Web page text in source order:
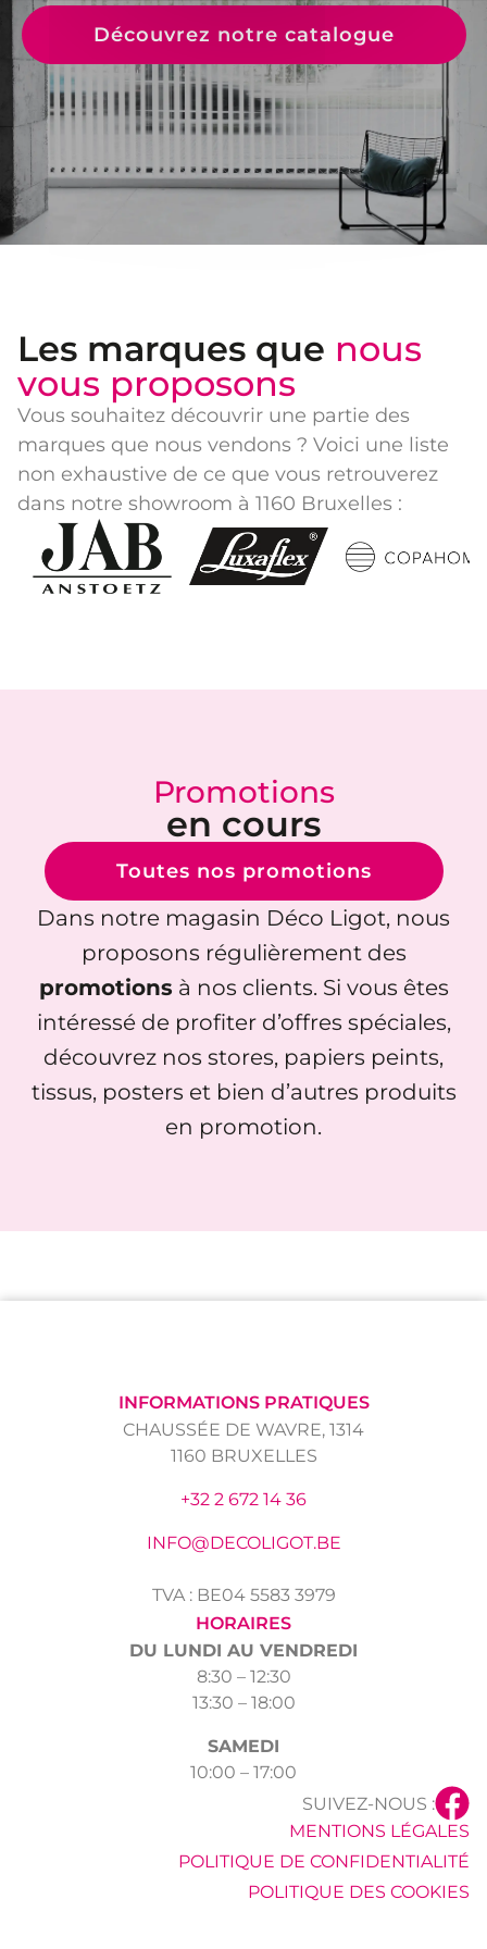
Découvrez notre catalogue
Les marques que nous
vous proposons
Vous souhaitez découvrir une partie des
marques que nous vendons ? Voici une liste
non exhaustive de ce que vous retrouverez
dans notre showroom à 1160 Bruxelles :
Promotions
en cours
Toutes nos promotions
Dans notre magasin Déco Ligot, nous
proposons régulièrement des
promotions à nos clients. Si vous êtes
intéressé de profiter d’offres spéciales,
découvrez nos stores, papiers peints,
tissus, posters et bien d’autres produits
en promotion.
INFORMATIONS PRATIQUES
CHAUSSÉE DE WAVRE, 1314
1160 BRUXELLES
+32 2 672 14 36
INFO@DECOLIGOT.BE
TVA : BE04 5583 3979
HORAIRES
DU LUNDI AU VENDREDI
8:30 – 12:30
13:30 – 18:00
SAMEDI
10:00 – 17:00
SUIVEZ-NOUS :
MENTIONS LÉGALES
POLITIQUE DE CONFIDENTIALITÉ
POLITIQUE DES COOKIES